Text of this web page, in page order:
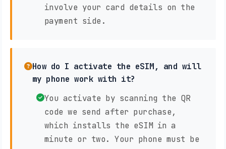
involve your card details on the
payment side.
How do I activate the eSIM, and will
my phone work with it?
You activate by scanning the QR
code we send after purchase,
which installs the eSIM in a
minute or two. Your phone must be